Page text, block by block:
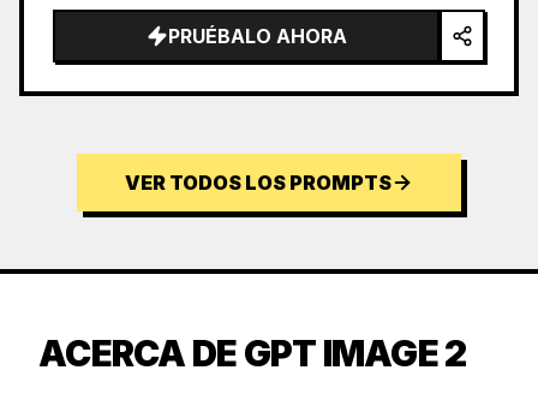
PRUÉBALO AHORA
VER TODOS LOS PROMPTS
ACERCA DE GPT IMAGE 2